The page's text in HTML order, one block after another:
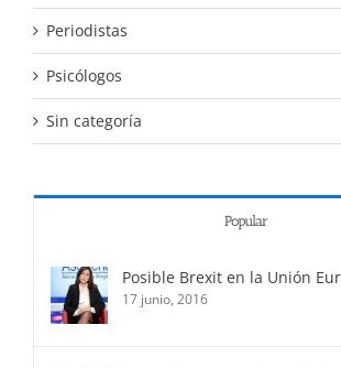
Periodistas
Psicólogos
Sin categoría
Popular
Posible Brexit en la Unión
17 junio, 2016